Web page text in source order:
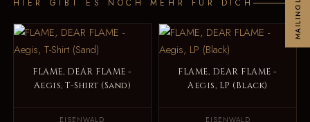
HIER GIBT ES NOCH MEHR FÜR DICH
FLAME, DEAR FLAME -
Aegis, T-Shirt (Sand)
EISENWALD
FLAME, DEAR FLAME -
Aegis, LP (Black)
EISENWALD
MAILINGLIST